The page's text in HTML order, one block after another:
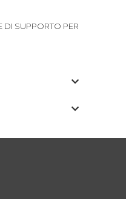
DI SUPPORTO PER